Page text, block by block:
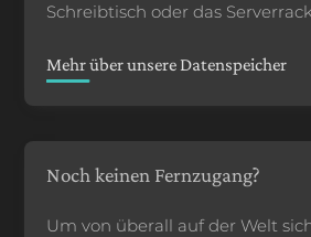
Schreibtisch oder das Serverrack.
Mehr über unsere Datenspeicher
Noch keinen Fernzugang?
Um von überall auf der Welt